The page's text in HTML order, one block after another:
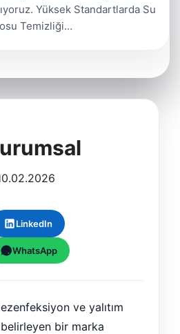
Yüksek Standartlarda Su
Temizliği…
LinkedIn
WhatsApp
ve yalıtım
belirleyen bir marka